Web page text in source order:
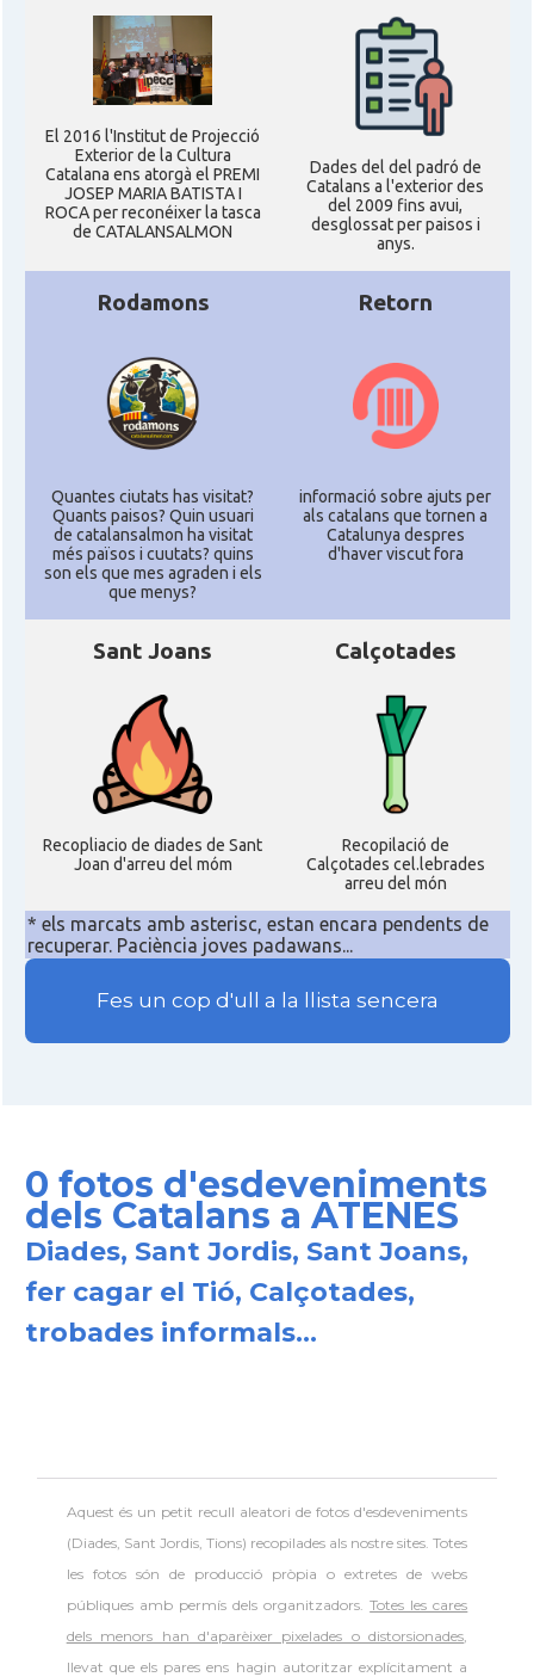
El 2016 l'Institut de Projecció
Exterior de la Cultura
Catalana ens atorgà el PREMI
JOSEP MARIA BATISTA I
ROCA per reconéixer la tasca
de CATALANSALMON
Dades del del padró de
Catalans a l'exterior des
del 2009 fins avui,
desglossat per paisos i
anys.
Rodamons
Quantes ciutats has visitat?
Quants paisos? Quin usuari
de catalansalmon ha visitat
més països i cuutats? quins
son els que mes agraden i els
que menys?
Retorn
informació sobre ajuts per
als catalans que tornen a
Catalunya despres
d'haver viscut fora
Sant Joans
Recopliacio de diades de Sant
Joan d'arreu del móm
Calçotades
Recopilació de
Calçotades cel.lebrades
arreu del món
* els marcats amb asterisc, estan encara pendents de
recuperar. Paciència joves padawans...
Fes un cop d'ull a la llista sencera
0 fotos d'esdeveniments
dels Catalans a ATENES
Diades, Sant Jordis, Sant Joans,
fer cagar el Tió, Calçotades,
trobades informals...
Aquest és un petit recull aleatori defotos d'esdeveniments
(Diades, Sant Jordis, Tions) recopilades als nostre sites. Totes
les fotos són de producció pròpia o extretes de webs
públiques amb permís dels organitzadors.Totes les cares
dels menors han d'aparèixer pixelades o distorsionades,
llevat que els pares ens hagin autoritzar explícitament a